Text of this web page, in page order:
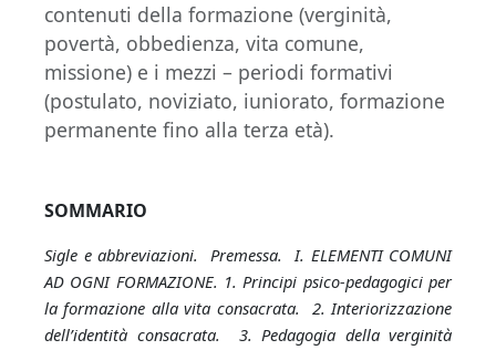
contenuti della formazione (verginità,
povertà, obbedienza, vita comune,
missione) e i mezzi – periodi formativi
(postulato, noviziato, iuniorato, formazione
permanente fino alla terza età).
SOMMARIO
Sigle e abbreviazioni. Premessa. I. ELEMENTI COMUNI
AD OGNI FORMAZIONE. 1. Principi psico-pedagogici per
la formazione alla vita consacrata. 2. Interiorizzazione
dell’identità consacrata. 3. Pedagogia della verginità